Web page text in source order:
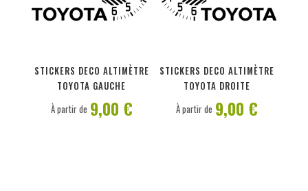
STICKERS DECO ALTIMÈTRE
TOYOTA GAUCHE
À partir de 9,00 €
STICKERS DECO ALTIMÈTRE
TOYOTA DROITE
À partir de 9,00 €